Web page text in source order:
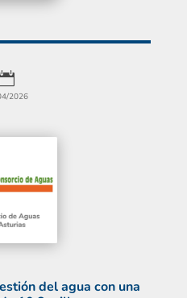
2026
del agua con una